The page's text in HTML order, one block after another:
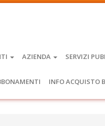
AZIENDA SERVIZI
INFO ACQUISTO